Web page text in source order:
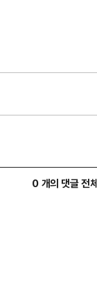
0 개의 댓글 전